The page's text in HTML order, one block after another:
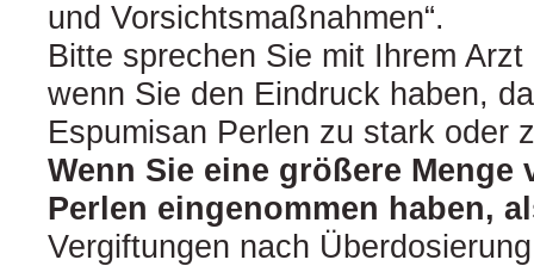
und Vorsichtsmaßnahmen“.
Bitte sprechen Sie mit Ihrem
wenn Sie den Eindruck haben,
Espumisan Perlen zu stark oder
Wenn Sie eine größere Menge
Perlen eingenommen haben,
Vergiftungen nach